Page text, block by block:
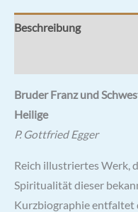
Beschreibung
Bruder Franz und
Heilige
P. Gottfried Egger
Reich illustriertes Werk,
Spiritualität dieser
Kurzbiographie entfaltet